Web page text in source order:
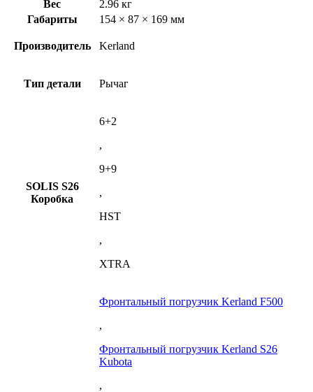
Вес
2.96 кг
Габариты
154 × 87 × 169 мм
Производитель Kerland
Тип детали Рычаг
SOLIS S26
Коробка
6+2
,
9+9
,
HST
,
XTRA
Фронтальный погрузчик Kerland F500
,
Фронтальный погрузчик Kerland S26
Kubota
,